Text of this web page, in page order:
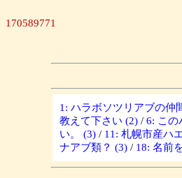
170589771
1: ハラボソツリアブの仲
教えて下さい (2) / 6: この
い。 (3) / 11: 札幌市産ハ
ナアブ類？ (3) / 18: 名前